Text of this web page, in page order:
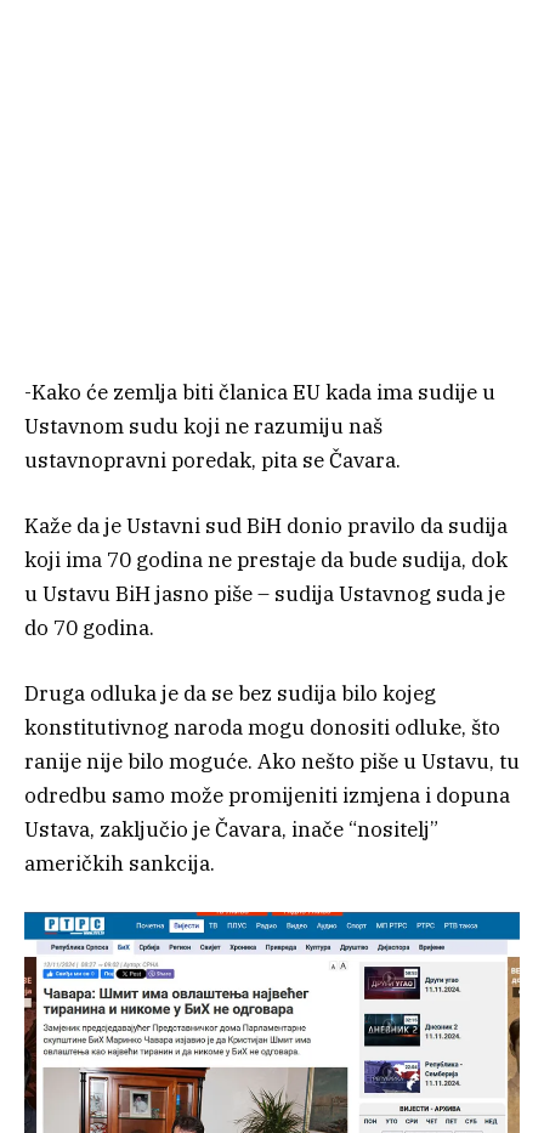
-Kako će zemlja biti članica EU kada ima sudije u
Ustavnom sudu koji ne razumiju naš
ustavnopravni poredak, pita se Čavara.
Kaže da je Ustavni sud BiH donio pravilo da sudija
koji ima 70 godina ne prestaje da bude sudija, dok
u Ustavu BiH jasno piše – sudija Ustavnog suda je
do 70 godina.
Druga odluka je da se bez sudija bilo kojeg
konstitutivnog naroda mogu donositi odluke, što
ranije nije bilo moguće. Ako nešto piše u Ustavu, tu
odredbu samo može promijeniti izmjena i dopuna
Ustava, zaključio je Čavara, inače “nositelj”
američkih sankcija.